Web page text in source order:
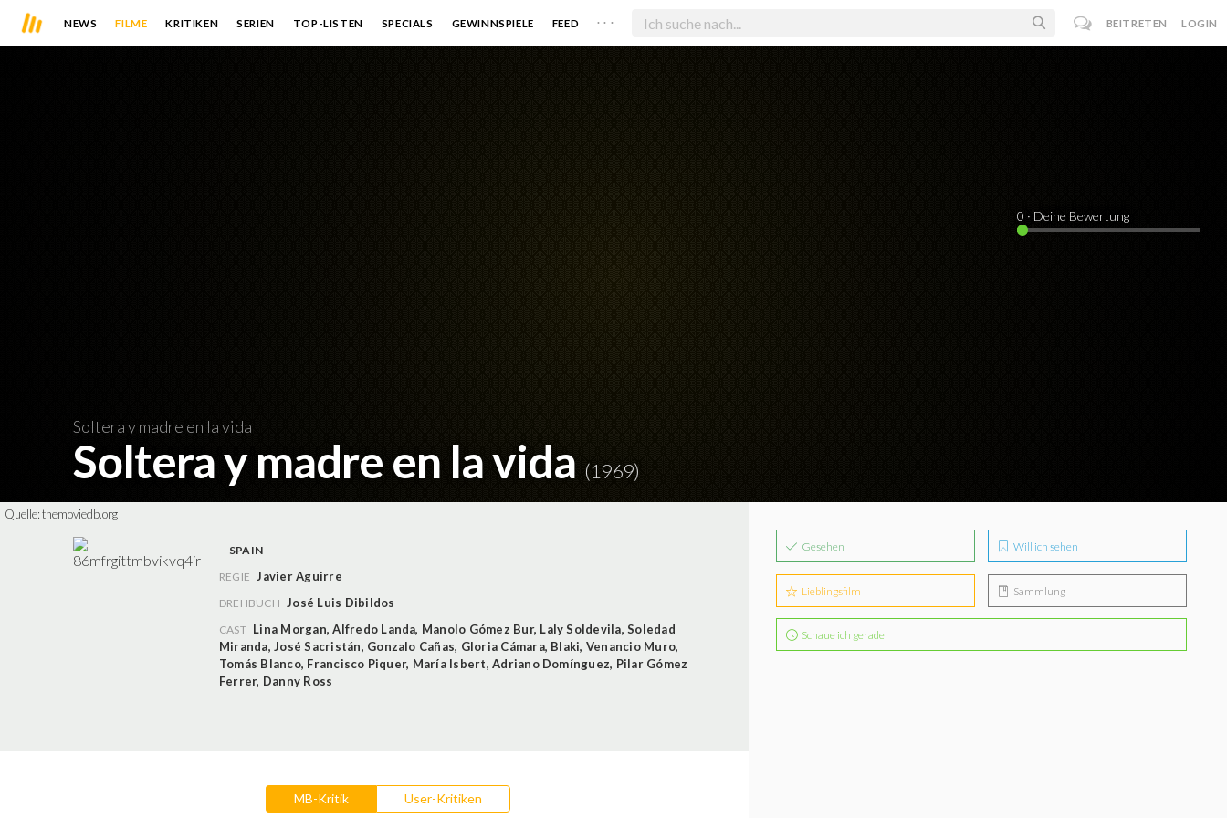
NEWS FILME KRITIKEN SERIEN TOP-LISTEN SPECIALS GEWINNSPIELE FEED . . . BEITRETEN LOGIN
Soltera y madre en la vida
Soltera y madre en la vida (1969)
0 · Deine Bewertung
Quelle:themoviedb.org
SPAIN
REGIE Javier Aguirre
DREHBUCH José Luis Dibildos
CAST Lina Morgan,Alfredo Landa, Manolo Gómez Bur, Laly Soldevila,Soledad
Miranda,José Sacristán, Gonzalo Cañas, Gloria Cámara, Blaki, Venancio Muro,
Tomás Blanco, Francisco Piquer, María Isbert,Adriano Domínguez, Pilar Gómez
Ferrer, Danny Ross
MB-Kritik User-Kritiken
Gesehen Will ich sehen
Lieblingsfilm Sammlung
Schaue ich gerade